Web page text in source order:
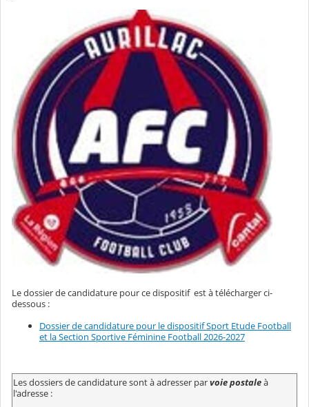
Le dossier de candidature pour ce dispositif est à télécharger ci-
dessous :
Dossier de candidature pour le dispositif Sport Etude Football
et la Section Sportive Féminine Football 2026-2027
Les dossiers de candidature sont à adresser parvoie postaleà
l'adresse :